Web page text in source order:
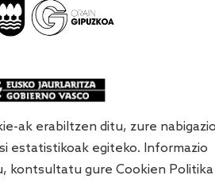
ak erabiltzen ditu, zure
estatistikoak egiteko. Informazio
kontsultatu gure Cookien Politika